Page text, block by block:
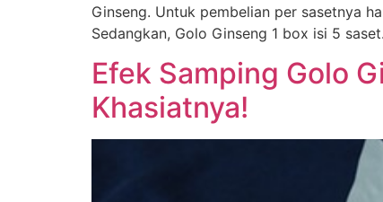
Ginseng. Untuk pembelian per sasetnya
Sedangkan, Golo Ginseng 1 box isi 5
Efek Samping Golo
Khasiatnya!